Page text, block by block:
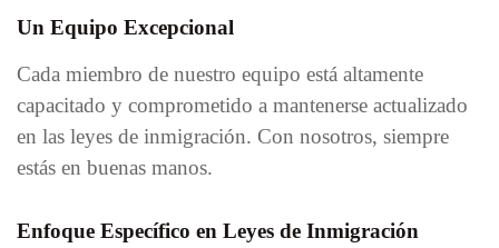
Un Equipo Excepcional
Cada miembro de nuestro equipo está altamente
capacitado y comprometido a mantenerse actualizado
en las leyes de inmigración. Con nosotros, siempre
estás en buenas manos.
Enfoque Específico en Leyes de Inmigración